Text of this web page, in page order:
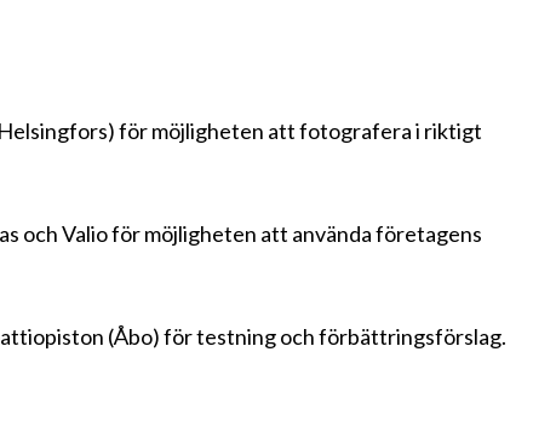
för möjligheten att fotografera i riktigt
och Valio för möjligheten att använda företagens
(Åbo) för testning och förbättringsförslag.